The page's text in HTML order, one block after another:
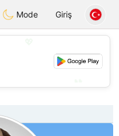
Dating
Mode Giriş